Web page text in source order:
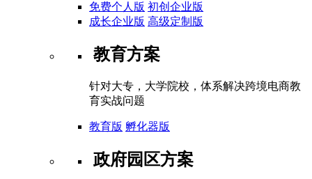
免费个人版 初创企业版
成长企业版 高级定制版
教育方案
针对大专，大学院校，体系解决跨境电商教
育实战问题
教育版 孵化器版
政府园区方案